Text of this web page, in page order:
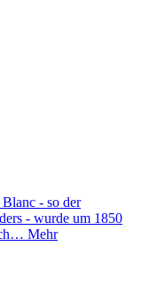
- so der
- wurde um 1850
Mehr